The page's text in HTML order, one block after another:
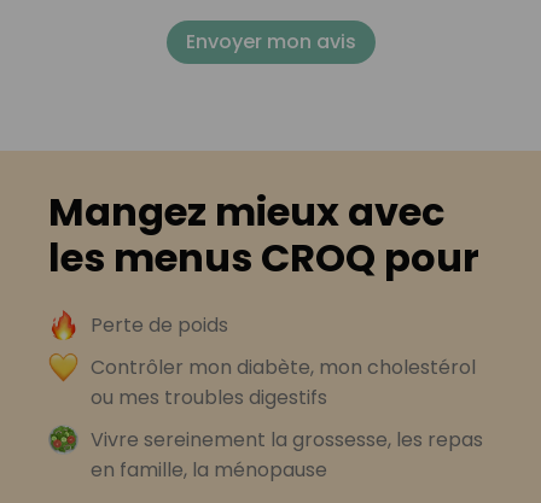
Envoyer mon avis
Mangez mieux avec
les menus CROQ pour
Perte de poids
Contrôler mon diabète, mon cholestérol
ou mes troubles digestifs
Vivre sereinement la grossesse, les repas
en famille, la ménopause